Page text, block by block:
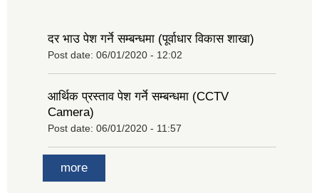
दर भाउ पेश गर्ने सम्बन्धमा (पूर्वाधार विकास शाखा)
Post date: 06/01/2020 - 12:02
आर्थिक प्रस्ताव पेश गर्ने सम्बन्धमा (CCTV
Camera)
Post date: 06/01/2020 - 11:57
more